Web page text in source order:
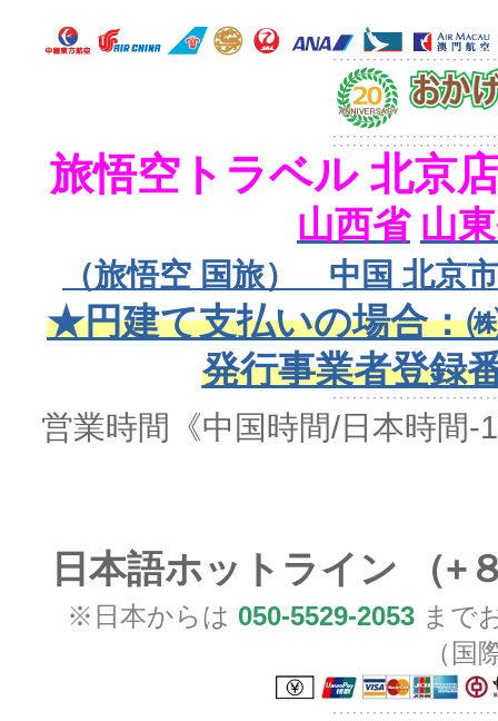
旅悟空トラベル 北京
山西省 山
（旅悟空 国旅） 中国 北京
★円建て支払いの場合：
発行事業者登録
営業時間 《中国時間/日本時間-
日本語ホットライン （+
※日本からは 050-5529-2053 まで
（国